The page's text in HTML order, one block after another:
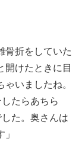
骨折をしていた
開けたときに目
いましたね。
たらあちら
た。奥さんは